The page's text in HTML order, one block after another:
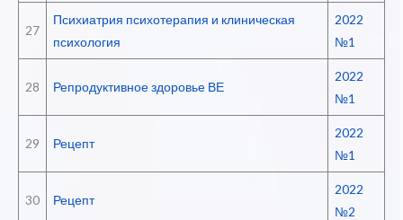
27
Психиатрия психотерапия и клиническая
психология
2022
№1
28 Репродуктивное здоровье ВЕ
2022
№1
29 Рецепт
2022
№1
30 Рецепт
2022
№2